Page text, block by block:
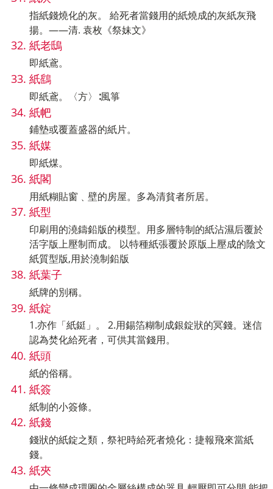
指紙錢燒化的灰。 給死者當錢用的紙燒成的灰紙灰飛
揚。——清. 袁枚《祭妹文》
紙老鴟
即紙鳶。
紙鷂
即紙鳶。〈方〉∶風箏
紙帊
鋪墊或覆蓋盛器的紙片。
紙媒
即紙煤。
紙閣
用紙糊貼窗﹑壁的房屋。多為清貧者所居。
紙型
印刷用的澆鑄鉛版的模型。用多層特制的紙沾濕后覆於
活字版上壓制而成。 以特種紙張覆於原版上壓成的陰文
紙質型版,用於澆制鉛版
紙葉子
紙牌的別稱。
紙錠
1.亦作「紙鋌」。 2.用錫箔糊制成銀錠狀的冥錢。迷信
認為焚化給死者，可供其當錢用。
紙頭
紙的俗稱。
紙簽
紙制的小簽條。
紙錢
錢狀的紙錠之類，祭祀時給死者燒化：捷報飛來當紙
錢。
紙夾